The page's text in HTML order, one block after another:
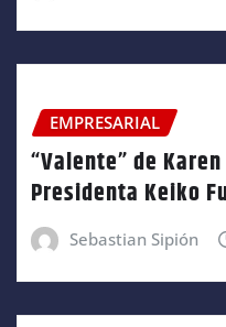
EMPRESARIAL
“Valente” de
Presidenta Keiko
Sebastian Sipión